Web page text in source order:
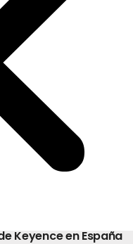
Keyence en España